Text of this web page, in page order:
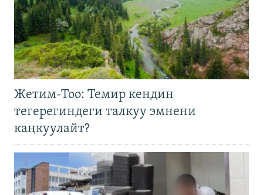
Жетим-Тоо: Темир кендин
тегерегиндеги талкуу эмнени
каңкуулайт?